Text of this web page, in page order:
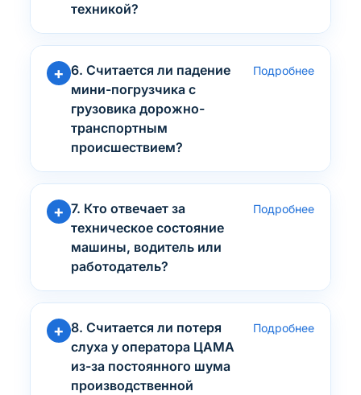
техникой?
6. Считается ли падение
мини-погрузчика с
грузовика дорожно-
транспортным
происшествием?
Подробнее
7. Кто отвечает за
техническое состояние
машины, водитель или
работодатель?
Подробнее
8. Считается ли потеря
слуха у оператора ЦАМА
из-за постоянного шума
производственной
Подробнее